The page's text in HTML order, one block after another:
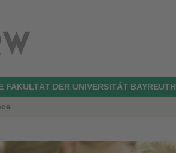
FAKULTÄT DER UNIVERSITÄT BAYREUTH